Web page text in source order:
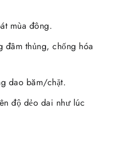
mùa đông.
đâm thủng, chống hóa
dao băm/chặt.
độ dẻo dai như lúc